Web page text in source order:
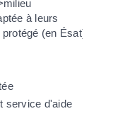
à leurs
(en Ésat).
service d'aide